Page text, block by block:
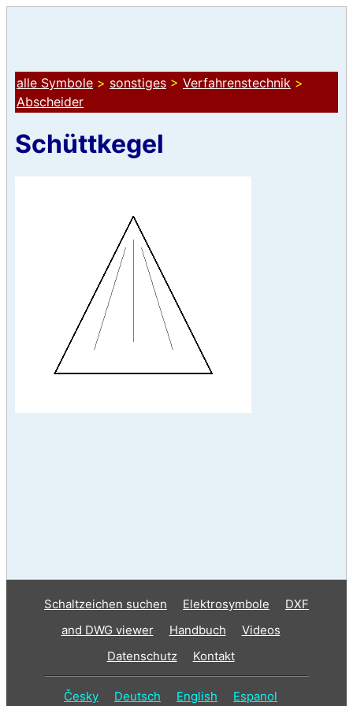
alle Symbole > sonstiges > Verfahrenstechnik >
Abscheider
Schüttkegel
Schaltzeichen suchen Elektrosymbole
DXF
and DWG viewer
Handbuch
Videos
Datenschutz
Kontakt
Česky Deutsch English Espanol